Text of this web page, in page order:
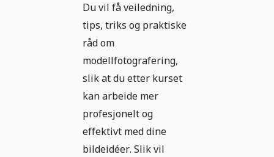
Du vil få veiledning,
tips, triks og praktiske
råd om
modellfotografering,
slik at du etter kurset
kan arbeide mer
profesjonelt og
effektivt med dine
bildeidéer. Slik vil